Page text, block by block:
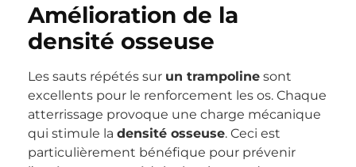
Amélioration de la
densité osseuse
Les sauts répétés sur un trampoline sont
excellents pour le renforcement les os. Chaque
atterrissage provoque une charge mécanique
qui stimule la densité osseuse. Ceci est
particulièrement bénéfique pour prévenir